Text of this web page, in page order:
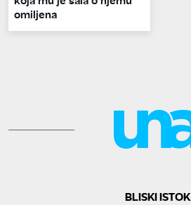
omiljena
BLISKI ISTOK